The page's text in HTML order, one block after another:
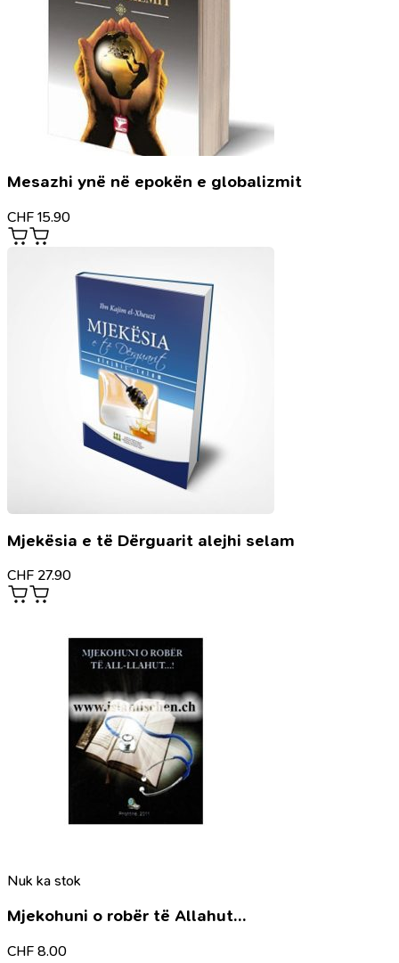
Mesazhi ynë në epokën e globalizmit
CHF 15.90
Mjekësia e të Dërguarit alejhi selam
CHF 27.90
Nuk ka stok
Mjekohuni o robër të Allahut…
CHF 8.00